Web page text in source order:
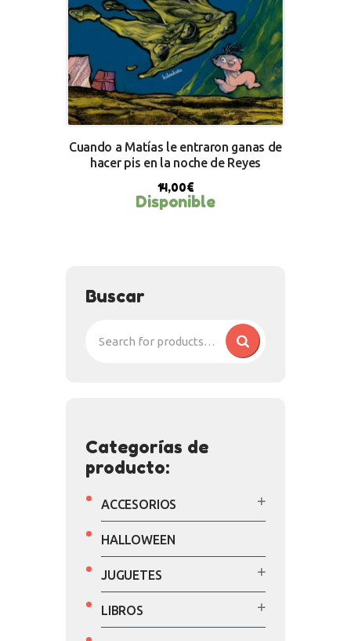
Cuando a Matías le entraron ganas de
hacer pis en la noche de Reyes
14,00€
Disponible
Buscar
Categorías de
producto:
ACCESORIOS
HALLOWEEN
JUGUETES
LIBROS